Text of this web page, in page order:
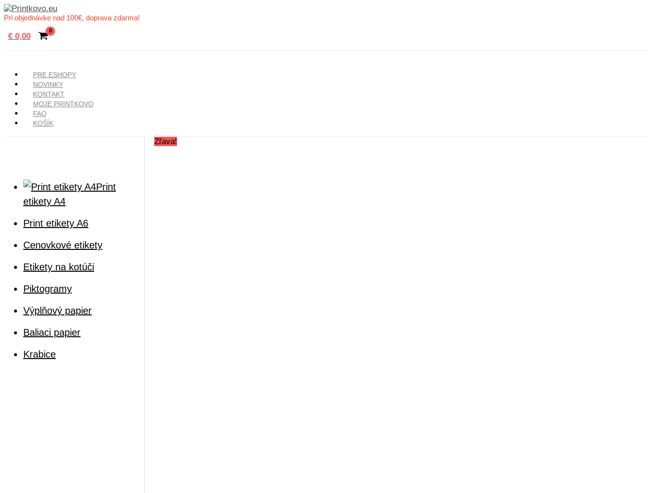
Preskočiť
na
Pri objednávke nad 100€, doprava zdarma!
€0,00
PRE ESHOPY
NOVINKY
KONTAKT
MOJE PRINTKOVO
FAQ
KOŠÍK
Print
etikety A4
Print etikety A6
Cenovkové etikety
Etikety na kotúči
Piktogramy
Výplňový papier
Baliaci papier
Krabice
Zľava!